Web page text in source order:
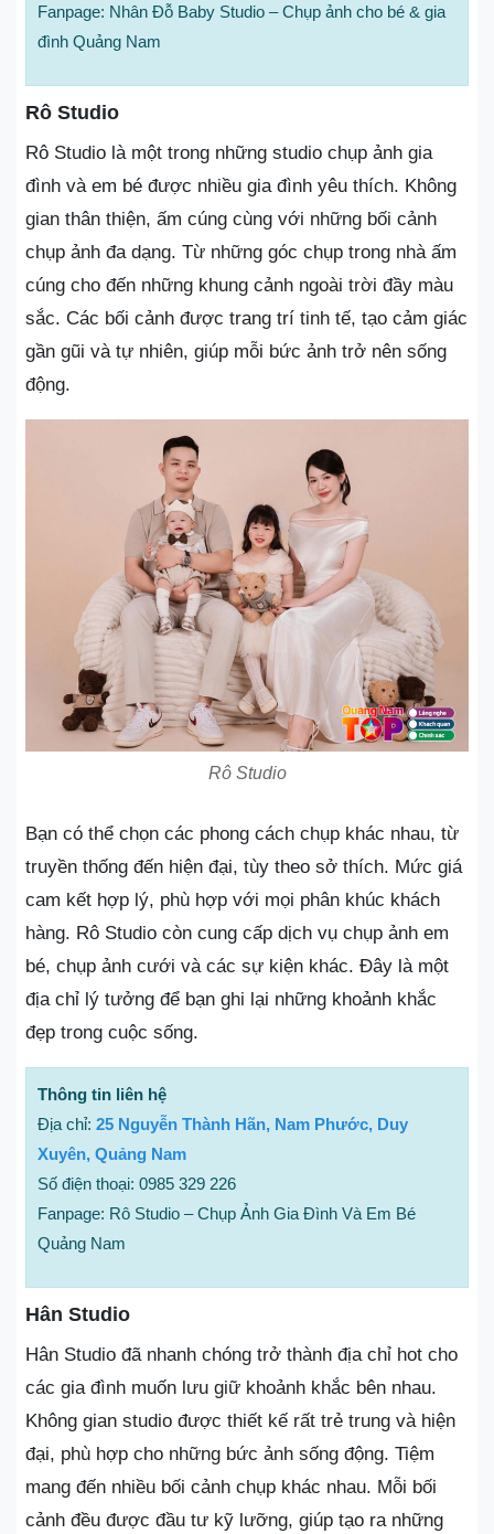
Fanpage: Nhân Đỗ Baby Studio – Chụp ảnh cho bé & gia
đình Quảng Nam
Rô Studio
Rô Studio là một trong những studio chụp ảnh gia
đình và em bé được nhiều gia đình yêu thích. Không
gian thân thiện, ấm cúng cùng với những bối cảnh
chụp ảnh đa dạng. Từ những góc chụp trong nhà ấm
cúng cho đến những khung cảnh ngoài trời đầy màu
sắc. Các bối cảnh được trang trí tinh tế, tạo cảm giác
gần gũi và tự nhiên, giúp mỗi bức ảnh trở nên sống
động.
Rô Studio
Bạn có thể chọn các phong cách chụp khác nhau, từ
truyền thống đến hiện đại, tùy theo sở thích. Mức giá
cam kết hợp lý, phù hợp với mọi phân khúc khách
hàng. Rô Studio còn cung cấp dịch vụ chụp ảnh em
bé, chụp ảnh cưới và các sự kiện khác. Đây là một
địa chỉ lý tưởng để bạn ghi lại những khoảnh khắc
đẹp trong cuộc sống.
Thông tin liên hệ
Địa chỉ: 25 Nguyễn Thành Hãn, Nam Phước, Duy
Xuyên, Quảng Nam
Số điện thoại: 0985 329 226
Fanpage: Rô Studio – Chụp Ảnh Gia Đình Và Em Bé
Quảng Nam
Hân Studio
Hân Studio đã nhanh chóng trở thành địa chỉ hot cho
các gia đình muốn lưu giữ khoảnh khắc bên nhau.
Không gian studio được thiết kế rất trẻ trung và hiện
đại, phù hợp cho những bức ảnh sống động. Tiệm
mang đến nhiều bối cảnh chụp khác nhau. Mỗi bối
cảnh đều được đầu tư kỹ lưỡng, giúp tạo ra những